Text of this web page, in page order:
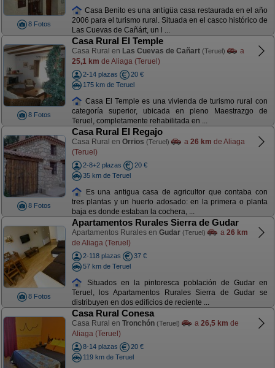
8 Fotos
Casa Benito es una antigüa casa restaurada en el año
2006 para el turismo rural. Situada en el casco histórico de
Las Cuevas de Cañárt, un l ...
8 Fotos
Casa Rural El Temple
Casa Rural en Las Cuevas de Cañart (Teruel)
a
25,1 km de Aliaga (Teruel)
2-14 plazas
20 €
175 km de Teruel
Casa El Temple es una vivienda de turismo rural con
categoría superior, ubicada en pleno Maestrazgo de
Teruel, completamente rehabilitada en ...
8 Fotos
Casa Rural El Regajo
Casa Rural en Orrios (Teruel) a 26 km de Aliaga
(Teruel)
2-8+2 plazas
20 €
35 km de Teruel
Es una antigua casa de agricultor que contaba con
tres plantas y un huerto adosado: en la primera o planta
baja es donde estaban la cochera, ...
8 Fotos
Apartamentos Rurales Sierra de Gudar
Apartamentos Rurales en Gudar (Teruel) a 26 km
de Aliaga (Teruel)
2-118 plazas
37 €
57 km de Teruel
Situados en la pintoresca población de Gudar en
Teruel, los Apartamentos Rurales Sierra de Gudar se
distribuyen en dos edificios de reciente ...
Casa Rural Conesa
Casa Rural en Tronchón (Teruel) a 26,5 km de
Aliaga (Teruel)
8-14 plazas
20 €
119 km de Teruel